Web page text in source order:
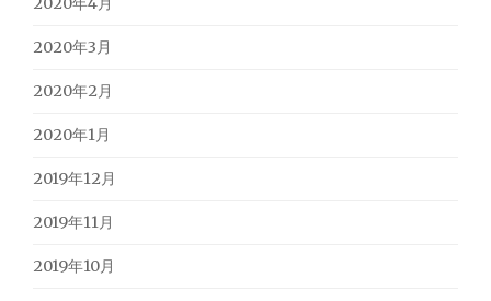
2020年3月
2020年2月
2020年1月
2019年12月
2019年11月
2019年10月